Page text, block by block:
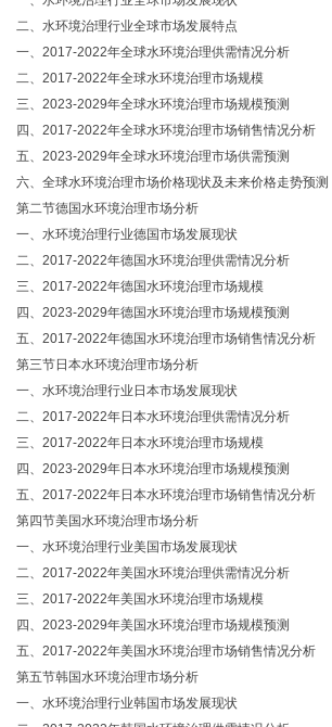
二、水环境治理行业全球市场发展特点
一、2017-2022年全球水环境治理供需情况分析
二、2017-2022年全球水环境治理市场规模
三、2023-2029年全球水环境治理市场规模预测
四、2017-2022年全球水环境治理市场销售情况分析
五、2023-2029年全球水环境治理市场供需预测
六、全球水环境治理市场价格现状及未来价格走势预测
第二节德国水环境治理市场分析
一、水环境治理行业德国市场发展现状
二、2017-2022年德国水环境治理供需情况分析
三、2017-2022年德国水环境治理市场规模
四、2023-2029年德国水环境治理市场规模预测
五、2017-2022年德国水环境治理市场销售情况分析
第三节日本水环境治理市场分析
一、水环境治理行业日本市场发展现状
二、2017-2022年日本水环境治理供需情况分析
三、2017-2022年日本水环境治理市场规模
四、2023-2029年日本水环境治理市场规模预测
五、2017-2022年日本水环境治理市场销售情况分析
第四节美国水环境治理市场分析
一、水环境治理行业美国市场发展现状
二、2017-2022年美国水环境治理供需情况分析
三、2017-2022年美国水环境治理市场规模
四、2023-2029年美国水环境治理市场规模预测
五、2017-2022年美国水环境治理市场销售情况分析
第五节韩国水环境治理市场分析
一、水环境治理行业韩国市场发展现状